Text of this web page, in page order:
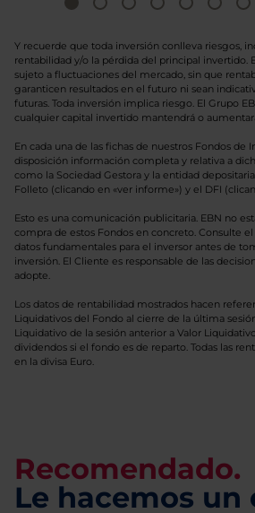
Y recuerde que toda inversión conlleva riesgos,
rentabilidad y/o la pérdida del principal invertido.
sujeto a fluctuaciones del mercado, sin que
garanticen resultados en el futuro ni sean
futuras. Toda inversión implica riesgo. El Grupo
cualquier capital invertido mantendrá o
En cada una de las fichas de nuestros Fondos de
disposición información completa y relativa a
como la Sociedad Gestora y la entidad
Folleto (clicando en «ver informe») y el DFI
Esto es una comunicación publicitaria. EBN no
compra de estos Fondos en concreto. Consulte
datos fundamentales para el inversor antes de
inversión. El Cliente es responsable de las
adopte.
Los datos de rentabilidad mostrados hacen
Liquidativos del Fondo al cierre de la última
Liquidativo de la sesión anterior a Valor
dividendos si el fondo es de reparto. Todas las
en la divisa Euro.
Recomendado.
Le hacemos un